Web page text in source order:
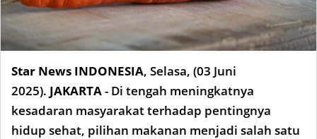
Star News INDONESIA, Selasa, (03 Juni
2025). JAKARTA- Di tengah meningkatnya
kesadaran masyarakat terhadap pentingnya
hidup sehat, pilihan makanan menjadi salah satu